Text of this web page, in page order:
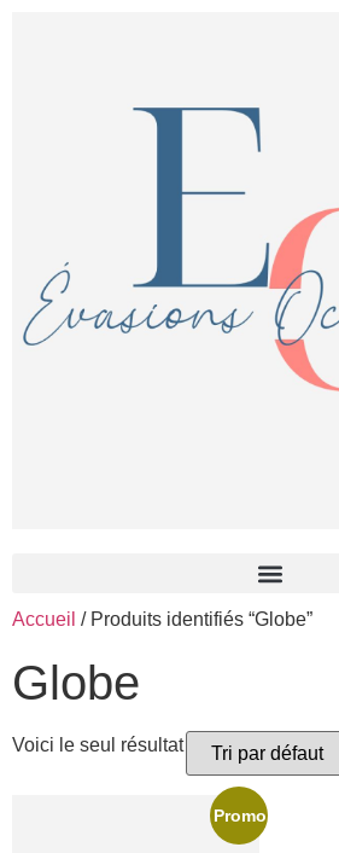
Accueil / Produits identifiés “Globe”
Globe
Voici le seul résultat
Promo !